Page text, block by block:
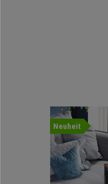
Neuheit